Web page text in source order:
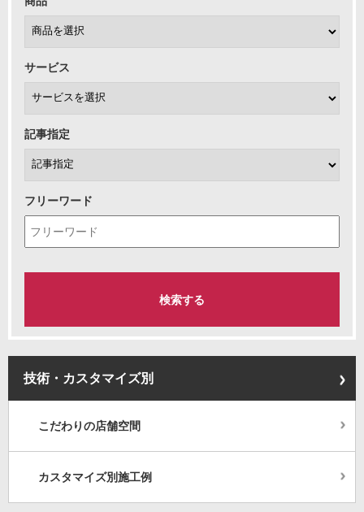
サービス
記事指定
フリーワード
技術・カスタマイズ別
こだわりの店舗空間
カスタマイズ別施工例